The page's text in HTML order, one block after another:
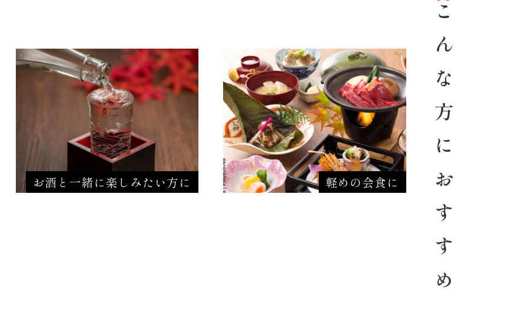
お酒と一緒に楽しみたい方に 軽めの会食に こ ん な 方 に お す す め